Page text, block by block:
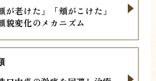
老けた」「頬がこけた」
貌変化のメカニズム